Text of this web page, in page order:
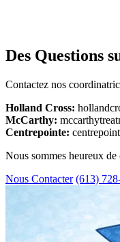
Des Questions
Contactez nos
Holland Cross:
McCarthy:
Centrepointe:
Nous sommes heureux
Nous Contacter (613)